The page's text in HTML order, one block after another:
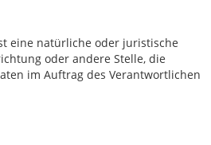
eine natürliche oder juristische
oder andere Stelle, die
im Auftrag des Verantwortlichen